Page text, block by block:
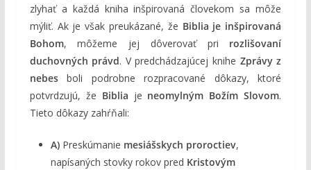
zlyhať a každá kniha inšpirovaná človekom sa môže
mýliť. Ak je však preukázané, že Biblia je inšpirovaná
Bohom, môžeme jej dôverovať pri rozlišovaní
duchovných právd. V predchádzajúcej knihe Zprávy z
nebesboli podrobne rozpracované dôkazy, ktoré
potvrdzujú, že Biblia je neomylným Božím Slovom.
Tieto dôkazy zahŕňali:
A)Preskúmanie mesiášskych proroctiev,
napísaných stovky rokov pred Kristovým